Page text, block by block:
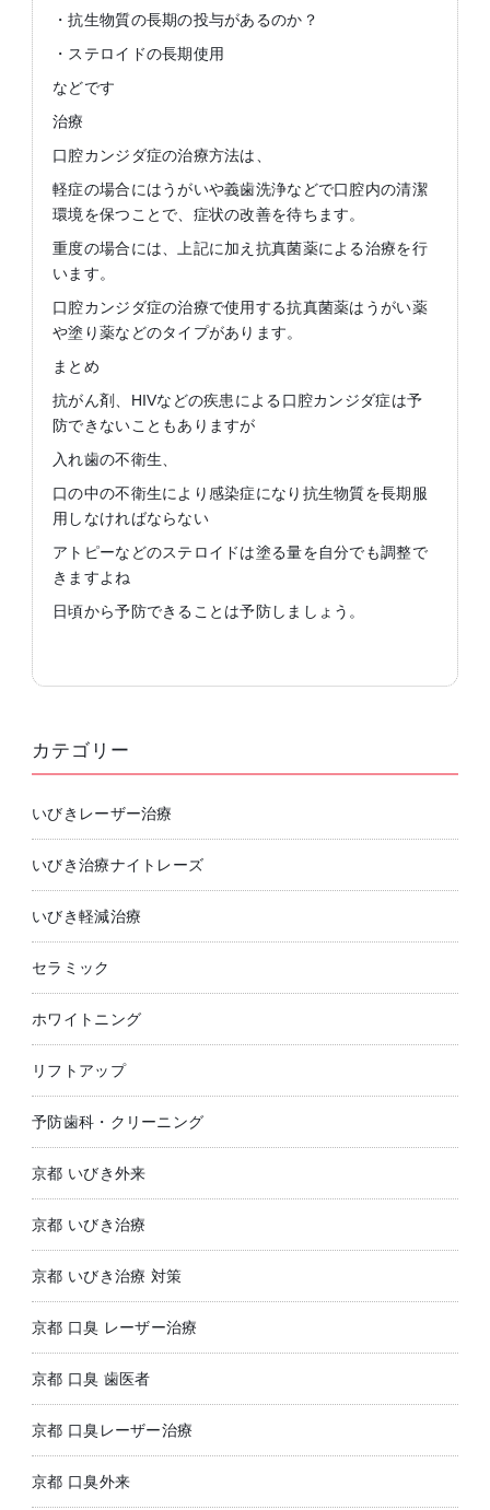
・抗生物質の長期の投与があるのか？
・ステロイドの長期使用
などです
治療
口腔カンジダ症の治療方法は、
軽症の場合にはうがいや義歯洗浄などで口腔内の清潔
環境を保つことで、症状の改善を待ちます。
重度の場合には、上記に加え抗真菌薬による治療を行
います。
口腔カンジダ症の治療で使用する抗真菌薬はうがい薬
や塗り薬などのタイプがあります。
まとめ
抗がん剤、HIVなどの疾患による口腔カンジダ症は予
防できないこともありますが
入れ歯の不衛生、
口の中の不衛生により感染症になり抗生物質を長期服
用しなければならない
アトピーなどのステロイドは塗る量を自分でも調整で
きますよね
日頃から予防できることは予防しましょう。
カテゴリー
いびきレーザー治療
いびき治療ナイトレーズ
いびき軽減治療
セラミック
ホワイトニング
リフトアップ
予防歯科・クリーニング
京都 いびき外来
京都 いびき治療
京都 いびき治療 対策
京都 口臭 レーザー治療
京都 口臭 歯医者
京都 口臭レーザー治療
京都 口臭外来